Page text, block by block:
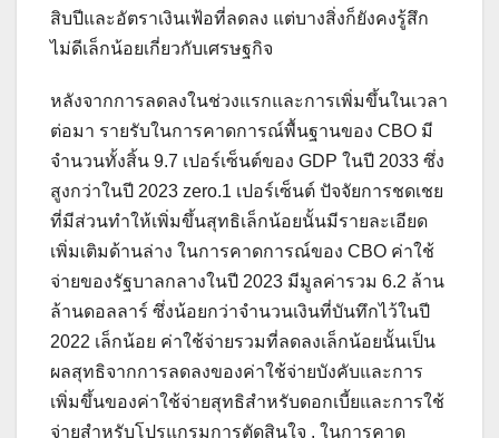
สิบปีและอัตราเงินเฟ้อที่ลดลง แต่บางสิ่งก็ยังคงรู้สึก
ไม่ดีเล็กน้อยเกี่ยวกับเศรษฐกิจ
หลังจากการลดลงในช่วงแรกและการเพิ่มขึ้นในเวลา
ต่อมา รายรับในการคาดการณ์พื้นฐานของ CBO มี
จำนวนทั้งสิ้น 9.7 เปอร์เซ็นต์ของ GDP ในปี 2033 ซึ่ง
สูงกว่าในปี 2023 zero.1 เปอร์เซ็นต์ ปัจจัยการชดเชย
ที่มีส่วนทำให้เพิ่มขึ้นสุทธิเล็กน้อยนั้นมีรายละเอียด
เพิ่มเติมด้านล่าง ในการคาดการณ์ของ CBO ค่าใช้
จ่ายของรัฐบาลกลางในปี 2023 มีมูลค่ารวม 6.2 ล้าน
ล้านดอลลาร์ ซึ่งน้อยกว่าจำนวนเงินที่บันทึกไว้ในปี
2022 เล็กน้อย ค่าใช้จ่ายรวมที่ลดลงเล็กน้อยนั้นเป็น
ผลสุทธิจากการลดลงของค่าใช้จ่ายบังคับและการ
เพิ่มขึ้นของค่าใช้จ่ายสุทธิสำหรับดอกเบี้ยและการใช้
จ่ายสำหรับโปรแกรมการตัดสินใจ . ในการคาด